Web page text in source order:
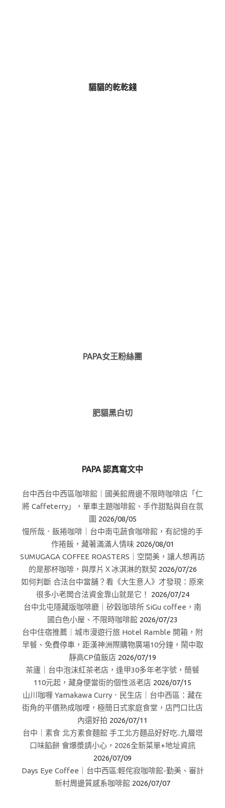
貓貓的乾乾錢
PAPA女王粉絲團
肥貓黑白切
PAPA 認真寫文中
台中西台中西區咖啡館｜國美館周邊不限時咖啡店「仁
將 Caffeterry」，單車主題咖啡館、手作甜點與自在氛
圍 2026/08/05
慢所哉．飯捲咖啡｜台中南屯蔬食咖啡館，有記憶的手
作捲飯，藏著滿滿人情味 2026/08/01
SUMUGAGA COFFEE ROASTERS｜空間美，讓人想再訪
的是那杯咖啡，與厚片Ｘ冰淇淋的默契 2026/07/26
如何判斷 合法台中當舖？看《大生意人》才發現：原來
很多小老闆合法資金靠山就是它！
2026/07/24
台中北屯隱藏版咖啡廳｜矽穀珈琲所 SiGu coffee，南
國白色小屋、不限時咖啡館 2026/07/23
台中住宿推薦｜城市漫遊行旅 Hotel Ramble 開箱，附
早餐、免費停車，距漢神洲際購物廣場10分鐘，鬧中取
靜高CP值飯店 2026/07/19
茶廬｜台中泡沫紅茶老店，逢甲30多年老字號，簡餐
110元起，藏身便當街的個性派老店 2026/07/15
山川咖喱 Yamakawa Curry．民生店｜台中西區：藏在
街角的平價熟成咖哩，極簡日式家庭食堂，店門口比店
內還好拍 2026/07/11
台中｜素食 北方素食麵館 手工北方麵品好好吃..九層塔
口味餡餅 會爆漿請小心，2026全新菜單+地址資訊
2026/07/09
Days Eye Coffee｜台中西區:輕侘寂咖啡館-勤美、審計
新村周邊質感系咖啡館 2026/07/07